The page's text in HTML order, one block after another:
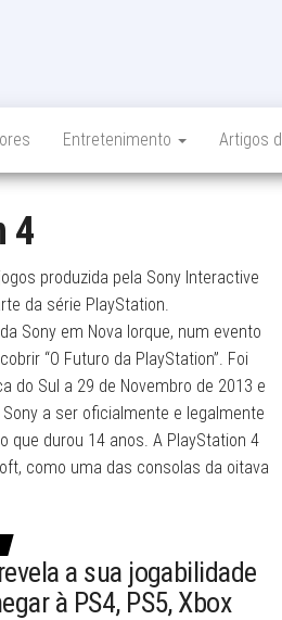
Entretenimento Artigos
4
produzida pela Sony Interactive
da série PlayStation.
Sony em Nova Iorque, num evento
“O Futuro da PlayStation”. Foi
do Sul a 29 de Novembro de 2013 e
a ser oficialmente e legalmente
que durou 14 anos. A PlayStation 4
como uma das consolas da oitava
a sua jogabilidade
à PS4, PS5, Xbox